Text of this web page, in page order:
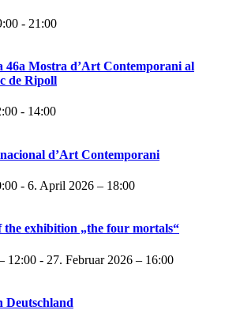
- 21:00
46a Mostra d’Art Contemporani al
de Ripoll
- 14:00
d’Art Contemporani
- 6. April 2026 – 18:00
the exhibition „the four mortals“
12:00 - 27. Februar 2026 – 16:00
Deutschland